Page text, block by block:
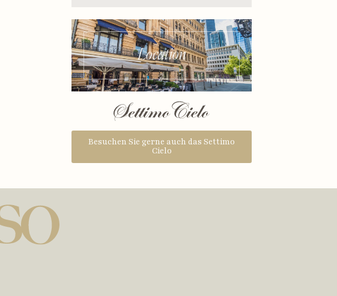
Location
Besuchen Sie gerne auch das Settimo
Cielo